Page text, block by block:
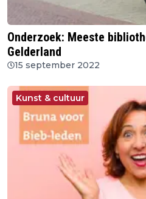
Onderzoek: Meeste
Gelderland
15 september 2022
Kunst & cultuur